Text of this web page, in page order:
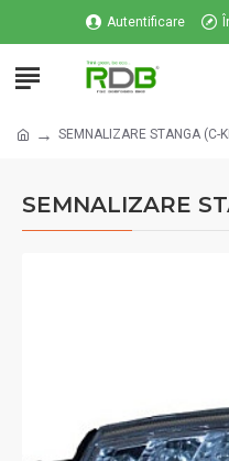
Autentificare
SEMNALIZARE STANGA (C-
SEMNALIZARE